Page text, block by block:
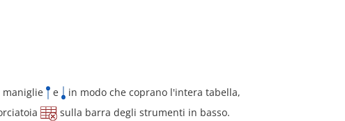
maniglie e
in modo che coprano l'intera tabella,
sulla barra degli strumenti in basso.